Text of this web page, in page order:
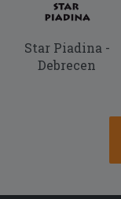
Star Piadina -
Debrecen